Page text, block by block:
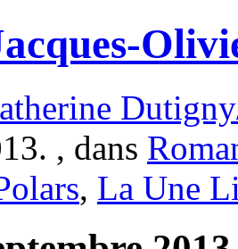
, dans
, La Une